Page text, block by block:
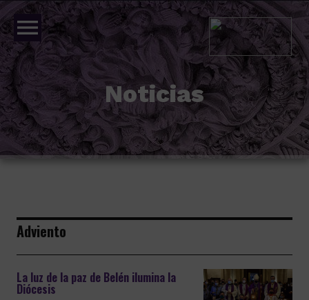
menu
Noticias
Adviento
La luz de la paz de Belén ilumina la
Diócesis